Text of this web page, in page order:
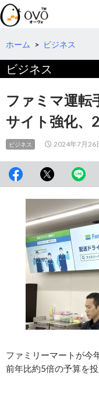
検
索
コ
テ
へ
移
ホーム > ビジネス
ビジネス
ファミマ運転
サイト強化、
ビジネス 2024年7月26
ファミリーマートが今
前年比約5倍の予算を